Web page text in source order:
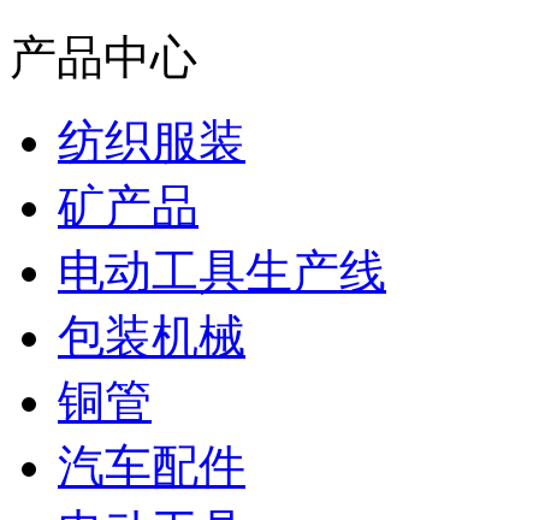
产品中心
纺织服装
矿产品
电动工具生产线
包装机械
铜管
汽车配件